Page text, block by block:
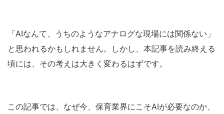
「AIなんて、うちのようなアナログな現場には関係ない」
と思われるかもしれません。しかし、本記事を読み終える
頃には、その考えは大きく変わるはずです。
この記事では、なぜ今、保育業界にこそAIが必要なのか、